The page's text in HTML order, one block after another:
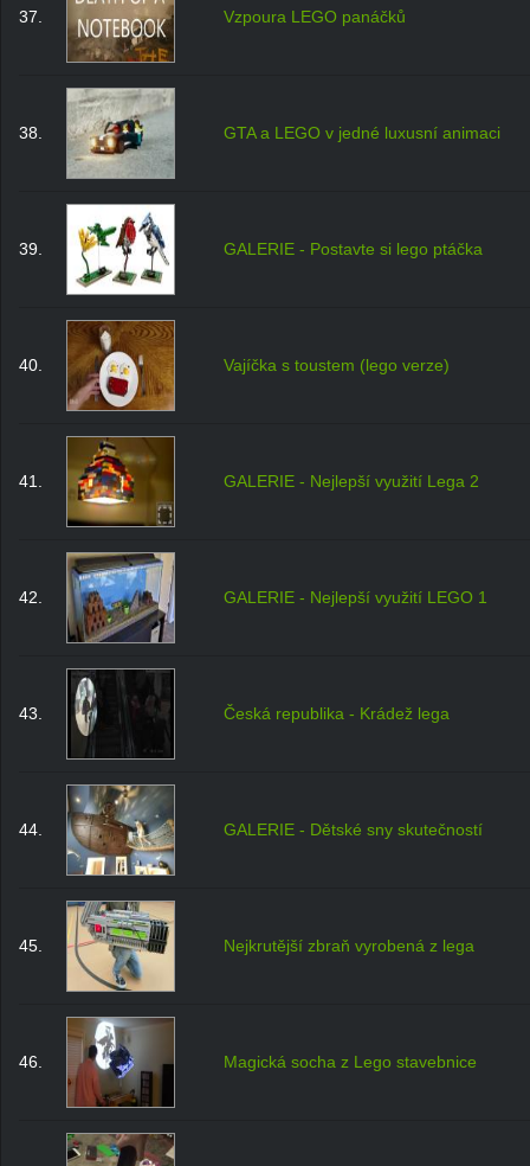
37. Vzpoura LEGO panáčků
38. GTA a LEGO v jedné luxusní animaci
39. GALERIE - Postavte si lego ptáčka
40. Vajíčka s toustem (lego verze)
41. GALERIE - Nejlepší využití Lega 2
42. GALERIE - Nejlepší využití LEGO 1
43. Česká republika - Krádež lega
44. GALERIE - Dětské sny skutečností
45. Nejkrutější zbraň vyrobená z lega
46. Magická socha z Lego stavebnice